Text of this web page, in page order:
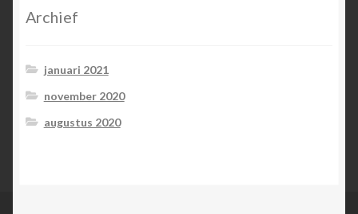
Archief
januari 2021
november 2020
augustus 2020